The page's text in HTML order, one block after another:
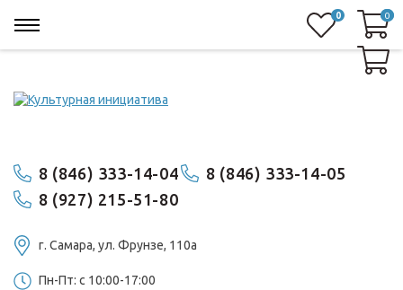
8 (846) 333-14-04
8 (846) 333-14-05
8 (927) 215-51-80
г. Самара, ул. ​Фрунзе, 110а
Пн-Пт: с 10:00-17:00
0 0
0